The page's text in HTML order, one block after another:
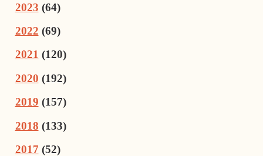
2023 (64)
2022 (69)
2021 (120)
2020 (192)
2019 (157)
2018 (133)
2017 (52)